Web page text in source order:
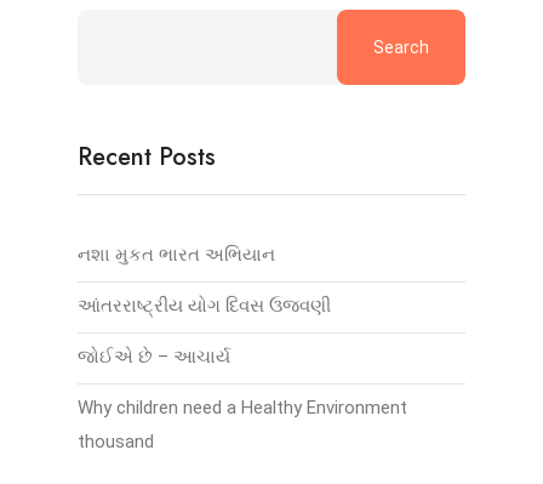
Search
Recent Posts
નશા મુકત ભારત અભિયાન
આંતરરાષ્ટ્રીય યોગ દિવસ ઉજવણી
જોઈએ છે – આચાર્ય
Why children need a Healthy Environment
thousand